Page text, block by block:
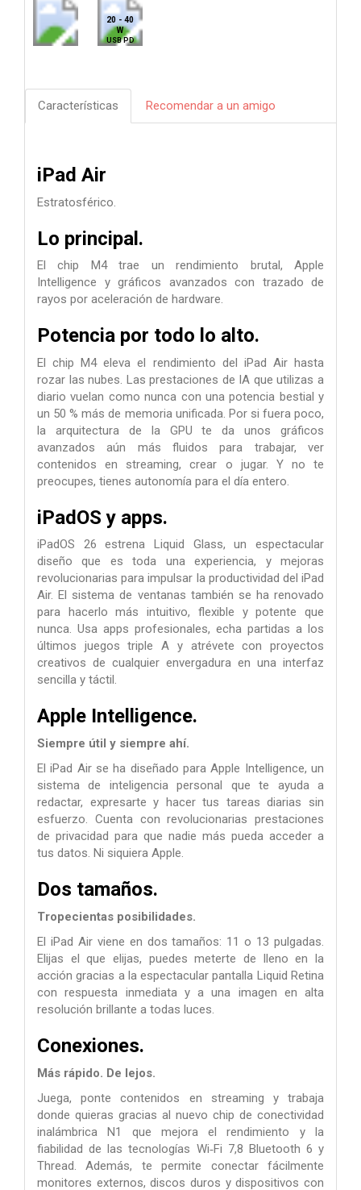
20 - 40
W
USB PD
Características Recomendar a un amigo
iPad Air
Estratosférico.
Lo principal.
El chip M4 trae un rendimiento brutal, Apple
Intelligence y gráficos avanzados con trazado de
rayos por aceleración de hardware.
Potencia por todo lo alto.
El chip M4 eleva el rendimiento del iPad Air hasta
rozar las nubes. Las prestaciones de IA que utilizas a
diario vuelan como nunca con una potencia bestial y
un 50 % más de memoria unificada. Por si fuera poco,
la arquitectura de la GPU te da unos gráficos
avanzados aún más fluidos para trabajar, ver
contenidos en streaming, crear o jugar. Y no te
preocupes, tienes autonomía para el día entero.
iPadOS y apps.
iPadOS 26 estrena Liquid Glass, un espectacular
diseño que es toda una experiencia, y mejoras
revolucionarias para impulsar la productividad del iPad
Air. El sistema de ventanas también se ha renovado
para hacerlo más intuitivo, flexible y potente que
nunca. Usa apps profesionales, echa partidas a los
últimos juegos triple A y atrévete con proyectos
creativos de cualquier envergadura en una interfaz
sencilla y táctil.
Apple Intelligence.
Siempre útil y siempre ahí.
El iPad Air se ha diseñado para Apple Intelligence, un
sistema de inteligencia personal que te ayuda a
redactar, expresarte y hacer tus tareas diarias sin
esfuerzo. Cuenta con revolucionarias prestaciones
de privacidad para que nadie más pueda acceder a
tus datos. Ni siquiera Apple.
Dos tamaños.
Tropecientas posibili­dades.
El iPad Air viene en dos tamaños: 11 o 13 pulgadas.
Elijas el que elijas, puedes meterte de lleno en la
acción gracias a la espectacular pantalla Liquid Retina
con respuesta inmediata y a una imagen en alta
resolución brillante a todas luces.
Conexiones.
Más rápido. De lejos.
Juega, ponte contenidos en streaming y trabaja
donde quieras gracias al nuevo chip de conectividad
inalámbrica N1 que mejora el rendi­miento y la
fiabilidad de las tecnologías Wi‑Fi 7,8 Bluetooth 6 y
Thread. Además, te permite conectar fácilmente
monitores externos, discos duros y dispositivos con